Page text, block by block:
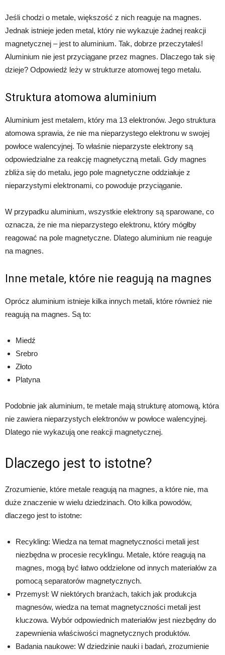
Jeśli chodzi o metale, większość z nich reaguje na magnes.
Jednak istnieje jeden metal, który nie wykazuje żadnej reakcji
magnetycznej – jest to aluminium. Tak, dobrze przeczytałeś!
Aluminium nie jest przyciągane przez magnes. Dlaczego tak się
dzieje? Odpowiedź leży w strukturze atomowej tego metalu.
Struktura atomowa aluminium
Aluminium jest metalem, który ma 13 elektronów. Jego struktura
atomowa sprawia, że ​​nie ma nieparzystego elektronu w swojej
powłoce walencyjnej. To właśnie nieparzyste elektrony są
odpowiedzialne za reakcję magnetyczną metali. Gdy magnes
zbliża się do metalu, jego pole magnetyczne oddziałuje z
nieparzystymi elektronami, co powoduje przyciąganie.
W przypadku aluminium, wszystkie elektrony są sparowane, co
oznacza, że ​​nie ma nieparzystego elektronu, który mógłby
reagować na pole magnetyczne. Dlatego aluminium nie reaguje
na magnes.
Inne metale, które nie reagują na magnes
Oprócz aluminium istnieje kilka innych metali, które również nie
reagują na magnes. Są to:
Miedź
Srebro
Złoto
Platyna
Podobnie jak aluminium, te metale mają strukturę atomową, która
nie zawiera nieparzystych elektronów w powłoce walencyjnej.
Dlatego nie wykazują one reakcji magnetycznej.
Dlaczego jest to istotne?
Zrozumienie, które metale reagują na magnes, a które nie, ma
duże znaczenie w wielu dziedzinach. Oto kilka powodów,
dlaczego jest to istotne:
Recykling: Wiedza na temat magnetyczności metali jest
niezbędna w procesie recyklingu. Metale, które reagują na
magnes, mogą być łatwo oddzielone od innych materiałów za
pomocą separatorów magnetycznych.
Przemysł: W niektórych branżach, takich jak produkcja
magnesów, wiedza na temat magnetyczności metali jest
kluczowa. Wybór odpowiednich materiałów jest niezbędny do
zapewnienia właściwości magnetycznych produktów.
Badania naukowe: W dziedzinie nauki i badań, zrozumienie